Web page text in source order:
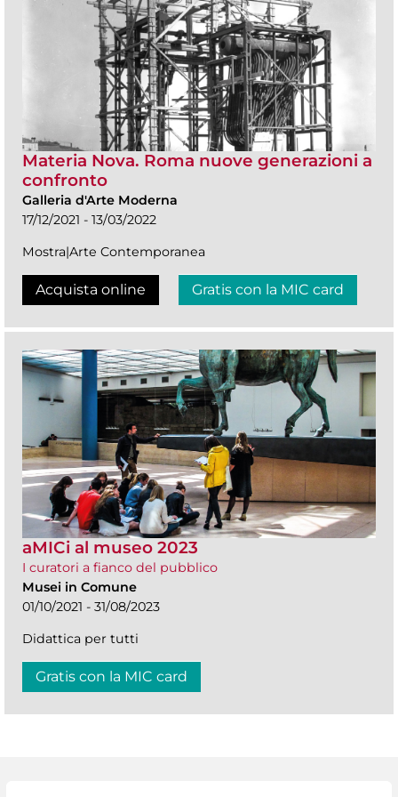
Materia Nova. Roma nuove generazioni a
confronto
Galleria d'Arte Moderna
17/12/2021 - 13/03/2022
Mostra|Arte Contemporanea
Acquista online Gratis con la MIC card
aMICi al museo 2023
I curatori a fianco del pubblico
Musei in Comune
01/10/2021 - 31/08/2023
Didattica per tutti
Gratis con la MIC card